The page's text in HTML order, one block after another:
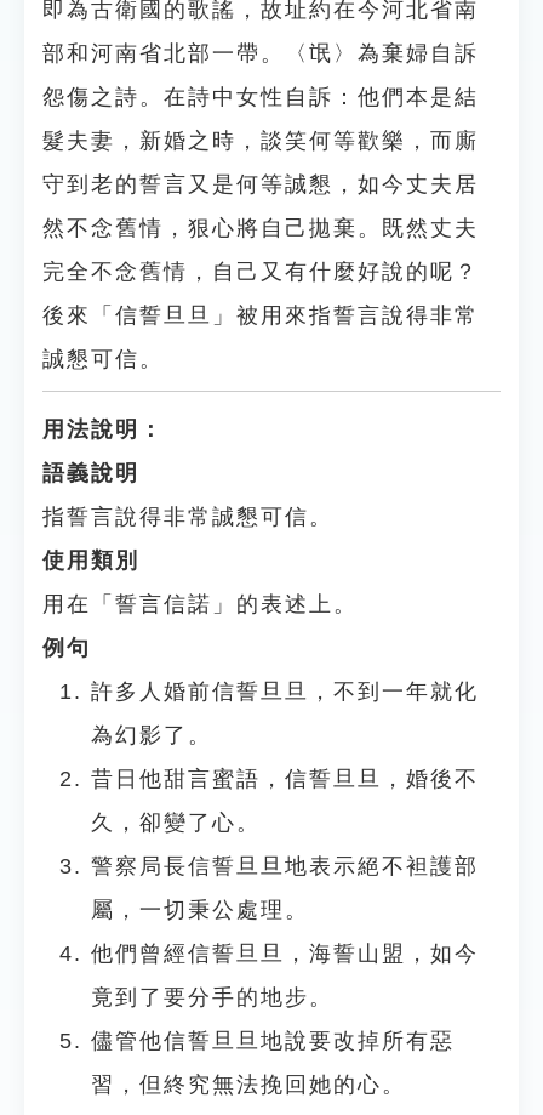
即為古衛國的歌謠，故址約在今河北省南
部和河南省北部一帶。〈氓〉為棄婦自訴
怨傷之詩。在詩中女性自訴：他們本是結
髮夫妻，新婚之時，談笑何等歡樂，而廝
守到老的誓言又是何等誠懇，如今丈夫居
然不念舊情，狠心將自己拋棄。既然丈夫
完全不念舊情，自己又有什麼好說的呢？
後來「信誓旦旦」被用來指誓言說得非常
誠懇可信。
用法說明：
語義說明
指誓言說得非常誠懇可信。
使用類別
用在「誓言信諾」的表述上。
例句
許多人婚前信誓旦旦，不到一年就化
為幻影了。
昔日他甜言蜜語，信誓旦旦，婚後不
久，卻變了心。
警察局長信誓旦旦地表示絕不袒護部
屬，一切秉公處理。
他們曾經信誓旦旦，海誓山盟，如今
竟到了要分手的地步。
儘管他信誓旦旦地說要改掉所有惡
習，但終究無法挽回她的心。